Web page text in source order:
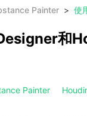
Painter
和
Painter